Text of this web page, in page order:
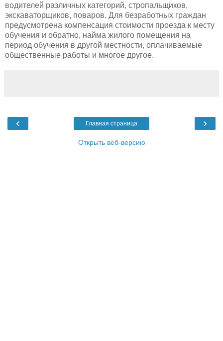
водителей различных категорий, стропальщиков,
экскаваторщиков, поваров. Для безработных граждан
предусмотрена компенсация стоимости проезда к месту
обучения и обратно, найма жилого помещения на
период обучения в другой местности, оплачиваемые
общественные работы и многое другое.
‹ ›
Главная страница
Открыть веб-версию